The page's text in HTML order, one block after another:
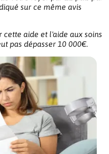
sur ce même avis
aide et l'aide aux soins
pas dépasser 10 000€.